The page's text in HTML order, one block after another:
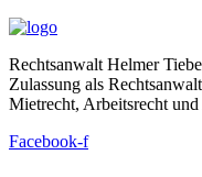
Rechtsanwalt Helmer
Zulassung als
Mietrecht, Arbeitsrecht
Facebook-f